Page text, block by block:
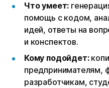
Что умеет:
помощь с кодом,
идей, ответы на
и конспектов.
Кому подойдет:
предпринимателям,
разработчикам,